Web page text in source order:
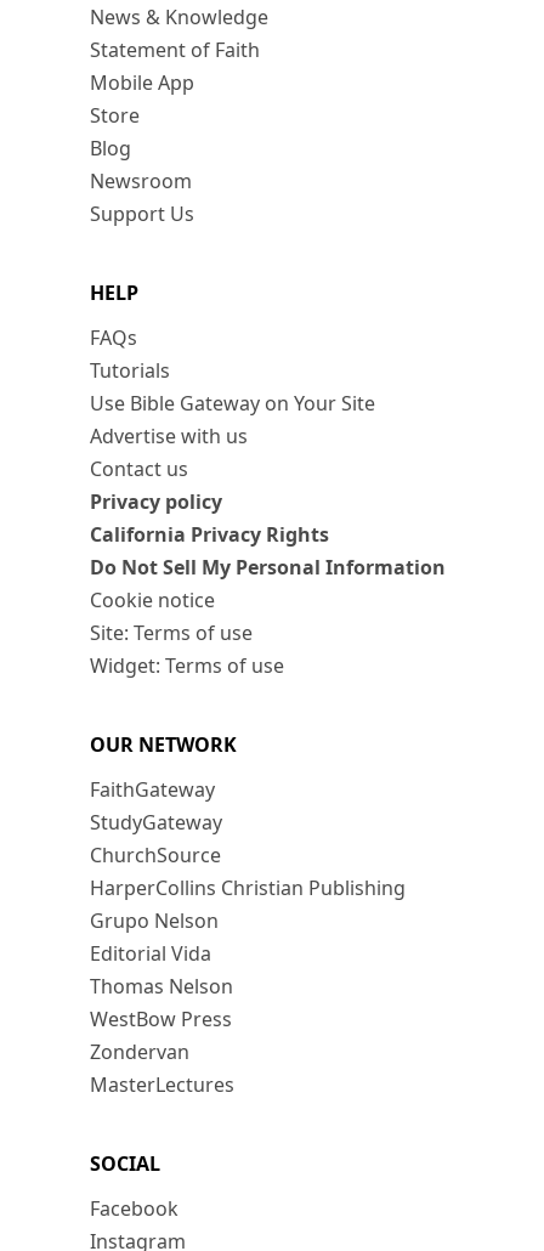
News & Knowledge
Statement of Faith
Mobile App
Store
Blog
Newsroom
Support Us
HELP
FAQs
Tutorials
Use Bible Gateway on Your Site
Advertise with us
Contact us
Privacy policy
California Privacy Rights
Do Not Sell My Personal Information
Cookie notice
Site: Terms of use
Widget: Terms of use
OUR NETWORK
FaithGateway
StudyGateway
ChurchSource
HarperCollins Christian Publishing
Grupo Nelson
Editorial Vida
Thomas Nelson
WestBow Press
Zondervan
MasterLectures
SOCIAL
Facebook
Instagram